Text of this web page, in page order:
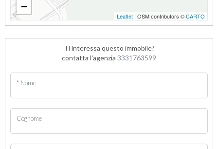
−
Leaflet | OSM contributors ©CARTO
Ti interessa questo immobile?
contatta l'agenzia 3331763599
* Nome
Cognome